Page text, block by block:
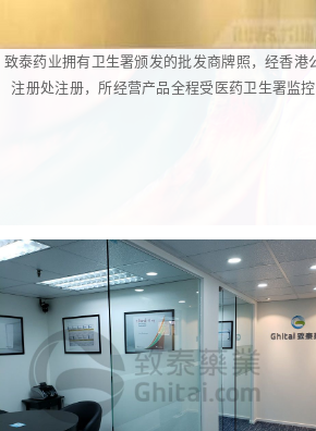
致泰药业拥有卫生署颁发的批发商牌照，经香港
注册处注册，所经营产品全程受医药卫生署监控